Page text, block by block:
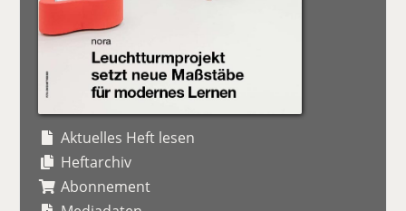
Aktuelles Heft lesen
Heftarchiv
Abonnement